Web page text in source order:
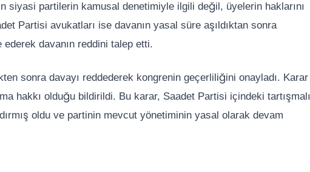
siyasi partilerin kamusal denetimiyle ilgili değil, üyelerin haklarını
Partisi avukatları ise davanın yasal süre aşıldıktan sonra
ederek davanın reddini talep etti.
sonra davayı reddederek kongrenin geçerliliğini onayladı. Karar
hakkı olduğu bildirildi. Bu karar, Saadet Partisi içindeki tartışmalı
oldu ve partinin mevcut yönetiminin yasal olarak devam